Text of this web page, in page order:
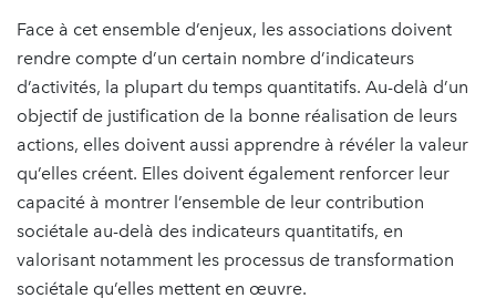
Face à cet ensemble d’enjeux, les associations doivent
rendre compte d’un certain nombre d’indicateurs
d’activités, la plupart du temps quantitatifs. Au-delà d’un
objectif de justification de la bonne réalisation de leurs
actions, elles doivent aussi apprendre à révéler la valeur
qu’elles créent. Elles doivent également renforcer leur
capacité à montrer l’ensemble de leur contribution
sociétale au-delà des indicateurs quantitatifs, en
valorisant notamment les processus de transformation
sociétale qu’elles mettent en œuvre.